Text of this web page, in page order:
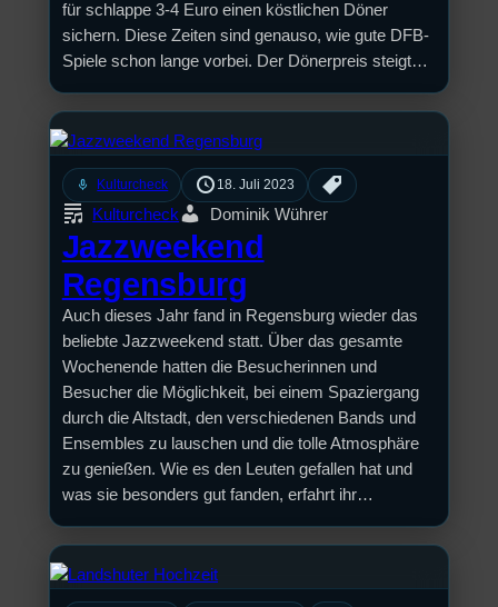
für schlappe 3-4 Euro einen köstlichen Döner
sichern. Diese Zeiten sind genauso, wie gute DFB-
Spiele schon lange vorbei. Der Dönerpreis steigt…
mic Kulturcheck 18. Juli 2023
Kulturcheck Dominik Wührer
Jazzweekend
Regensburg
Auch dieses Jahr fand in Regensburg wieder das
beliebte Jazzweekend statt. Über das gesamte
Wochenende hatten die Besucherinnen und
Besucher die Möglichkeit, bei einem Spaziergang
durch die Altstadt, den verschiedenen Bands und
Ensembles zu lauschen und die tolle Atmosphäre
zu genießen. Wie es den Leuten gefallen hat und
was sie besonders gut fanden, erfahrt ihr…